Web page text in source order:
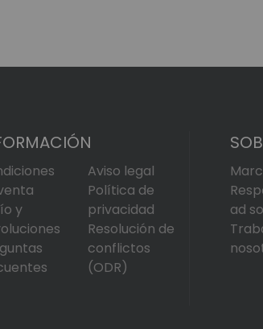
y
Aviso legal
Política de
privacidad
Resolución de
conflictos
(ODR)
ad